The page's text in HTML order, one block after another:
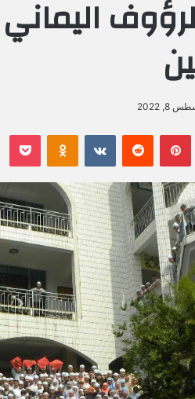
8, 2022
بينتيريست